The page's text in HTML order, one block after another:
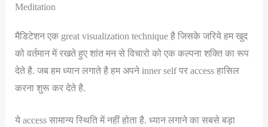
Meditation
मैडिटेशन एक great visualization technique है जिसके जरिये हम खुद
को वर्तमान में रखते हुए शांत मन से विचारो को एक कल्पना शक्ति का रूप
देते है. जब हम ध्यान लगाते है हम अपने inner self पर access हासिल
करना शुरू कर देते है.
ये access सामान्य स्थिति में नहीं होता है. ध्यान लगाने का सबसे बड़ा